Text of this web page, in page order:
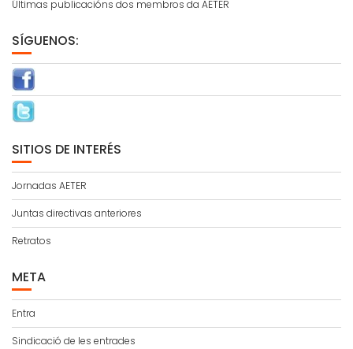
Últimas publicacións dos membros da AETER
SÍGUENOS:
SITIOS DE INTERÉS
Jornadas AETER
Juntas directivas anteriores
Retratos
META
Entra
Sindicació de les entrades